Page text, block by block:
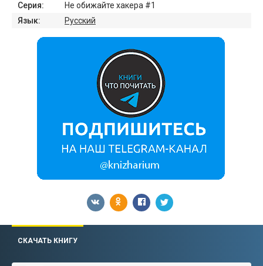
Серия:
Не обижайте хакера #1
Язык:
Русский
СКАЧАТЬ КНИГУ